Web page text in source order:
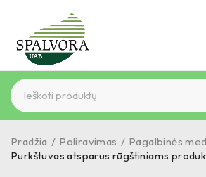
Pradžia / Poliravimas / Pagalbinės
Purkštuvas atsparus rūgštiniams